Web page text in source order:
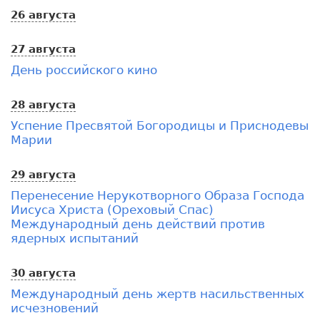
26 августа
27 августа
День российского кино
28 августа
Успение Пресвятой Богородицы и Приснодевы
Марии
29 августа
Перенесение Нерукотворного Образа Господа
Иисуса Христа (Ореховый Спас)
Международный день действий против
ядерных испытаний
30 августа
Международный день жертв насильственных
исчезновений